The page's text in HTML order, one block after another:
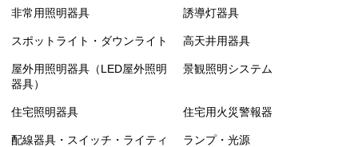
非常用照明器具 誘導灯器具
スポットライト・ダウンライト 高天井用器具
屋外用照明器具（LED屋外照明
器具）
景観照明システム
住宅照明器具 住宅用火災警報器
配線器具・スイッチ・ライティ
ランプ・光源